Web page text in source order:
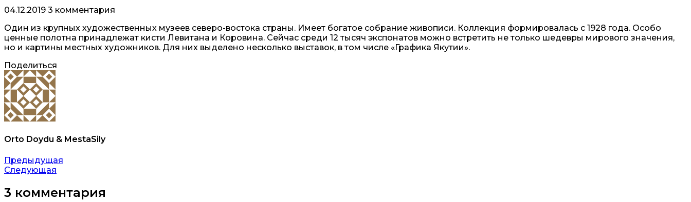
04.12.2019 3 комментария
Один из крупных художественных музеев северо-востока страны. Имеет богатое собрание живописи. Коллекция формировалась с 1928 года. Особо
ценные полотна принадлежат кисти Левитана и Коровина. Сейчас среди 12 тысяч экспонатов можно встретить не только шедевры мирового значения,
но и картины местных художников. Для них выделено несколько выставок, в том числе «Графика Якутии».
Поделиться
Orto Doydu & MestaSily
Навигация
по
записям
Предыдущая
Следующая
3 комментария